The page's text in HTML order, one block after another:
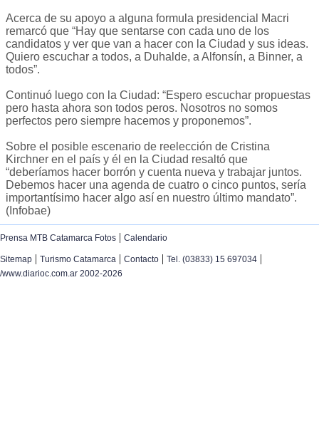
Acerca de su apoyo a alguna formula presidencial Macri
remarcó que “Hay que sentarse con cada uno de los
candidatos y ver que van a hacer con la Ciudad y sus ideas.
Quiero escuchar a todos, a Duhalde, a Alfonsín, a Binner, a
todos”.
Continuó luego con la Ciudad: “Espero escuchar propuestas
pero hasta ahora son todos peros. Nosotros no somos
perfectos pero siempre hacemos y proponemos”.
Sobre el posible escenario de reelección de Cristina
Kirchner en el país y él en la Ciudad resaltó que
“deberíamos hacer borrón y cuenta nueva y trabajar juntos.
Debemos hacer una agenda de cuatro o cinco puntos, sería
importantísimo hacer algo así en nuestro último mandato”.
(Infobae)
Prensa MTB Catamarca Fotos | Calendario
Sitemap | Turismo Catamarca | Contacto | Tel. (03833) 15 697034 |
/www.diarioc.com.ar 2002-2026